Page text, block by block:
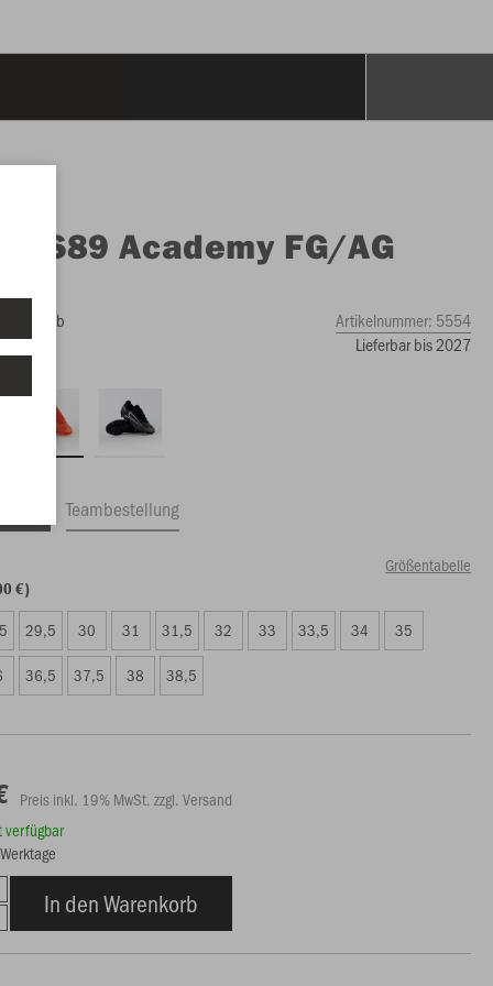
RS89 Academy FG/AG
gelb Artikelnummer: 5554
Lieferbar bis 2027
Teambestellung
Größentabelle
€)
29,5 30 31 31,5 32 33 33,5 34 35
36,5 37,5 38 38,5
Preis inkl. 19% MwSt. zzgl. Versand
verfügbar
In den Warenkorb